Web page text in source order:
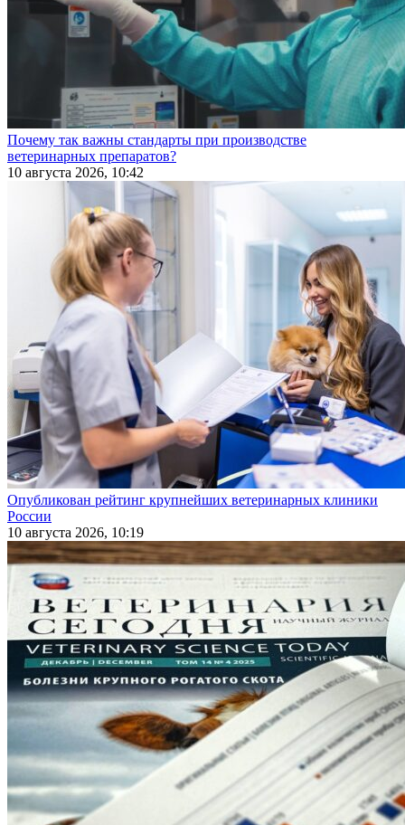
Почему так важны стандарты при производстве
ветеринарных препаратов?
10 августа 2026, 10:42
Опубликован рейтинг крупнейших ветеринарных клиники
России
10 августа 2026, 10:19